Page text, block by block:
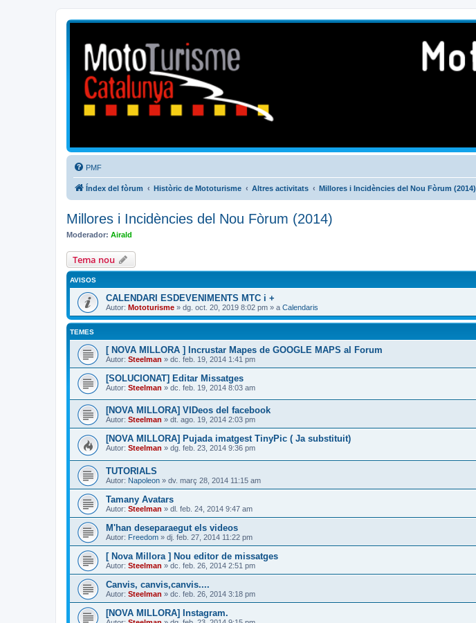
Mototurisme
Turisme en moto en català
PMF
Índex del fòrum Històric de Mototurisme Altres activitats Millores i Incidències del Nou Fòrum (2014)
Millores i Incidències del Nou Fòrum (2014)
Moderador: Airald
Tema nou
AVISOS
CALENDARI ESDEVENIMENTS MTC i +
Autor: Mototurisme » dg. oct. 20, 2019 8:02 pm » a Calendaris
TEMES
[ NOVA MILLORA ] Incrustar Mapes de GOOGLE MAPS al Forum
Autor: Steelman » dc. feb. 19, 2014 1:41 pm
[SOLUCIONAT] Editar Missatges
Autor: Steelman » dc. feb. 19, 2014 8:03 am
[NOVA MILLORA] VIDeos del facebook
Autor: Steelman » dt. ago. 19, 2014 2:03 pm
[NOVA MILLORA] Pujada imatgest TinyPic ( Ja substituit)
Autor: Steelman » dg. feb. 23, 2014 9:36 pm
TUTORIALS
Autor: Napoleon » dv. març 28, 2014 11:15 am
Tamany Avatars
Autor: Steelman » dl. feb. 24, 2014 9:47 am
M'han deseparaegut els videos
Autor: Freedom » dj. feb. 27, 2014 11:22 pm
[ Nova Millora ] Nou editor de missatges
Autor: Steelman » dc. feb. 26, 2014 2:51 pm
Canvis, canvis,canvis....
Autor: Steelman » dc. feb. 26, 2014 3:18 pm
[NOVA MILLORA] Instagram.